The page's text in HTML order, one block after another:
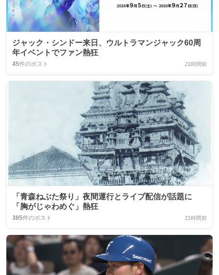
ジャック・シンドー来日、ウルトラマンジャック60周
年イベントでファン熱狂
45件のポスト 21時間前
「青森ねぶた祭り」夜間運行とライブ配信が話題に
「胸がじゃわめぐ」熱狂
385件のポスト 21時間前